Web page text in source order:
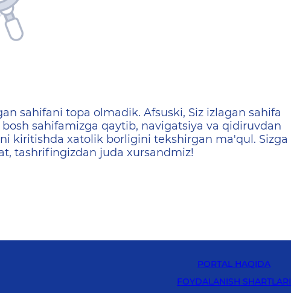
не найдена
sahifani topa olmadik. Afsuski, Siz izlagan sahifa
sahifamizga qaytib, navigatsiya va qidiruvdan
kiritishda xatolik borligini tekshirgan ma'qul. Sizga
tashrifingizdan juda xursandmiz!
PORTAL HAQIDA
FOYDALANISH SHARTLARI